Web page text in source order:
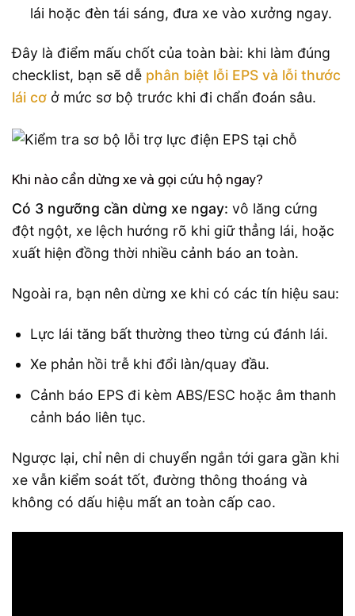
lái hoặc đèn tái sáng, đưa xe vào xưởng ngay.
Đây là điểm mấu chốt của toàn bài: khi làm đúng
checklist, bạn sẽ dễ phân biệt lỗi EPS và lỗi thước
lái cơ ở mức sơ bộ trước khi đi chẩn đoán sâu.
Khi nào cần dừng xe và gọi cứu hộ ngay?
Có 3 ngưỡng cần dừng xe ngay: vô lăng cứng
đột ngột, xe lệch hướng rõ khi giữ thẳng lái, hoặc
xuất hiện đồng thời nhiều cảnh báo an toàn.
Ngoài ra, bạn nên dừng xe khi có các tín hiệu sau:
Lực lái tăng bất thường theo từng cú đánh lái.
Xe phản hồi trễ khi đổi làn/quay đầu.
Cảnh báo EPS đi kèm ABS/ESC hoặc âm thanh
cảnh báo liên tục.
Ngược lại, chỉ nên di chuyển ngắn tới gara gần khi
xe vẫn kiểm soát tốt, đường thông thoáng và
không có dấu hiệu mất an toàn cấp cao.